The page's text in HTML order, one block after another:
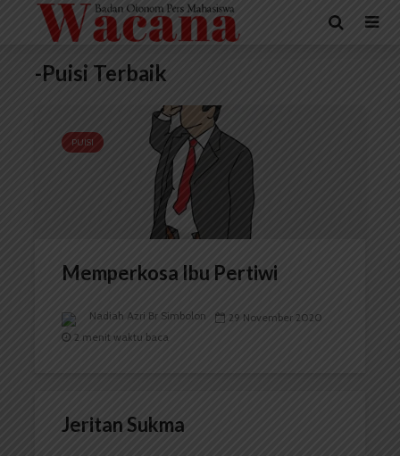
-Puisi Terbaik
PUISI
Memperkosa Ibu Pertiwi
Nadiah Azri Br Simbolon
29 November 2020
2 menit waktu baca
Jeritan Sukma